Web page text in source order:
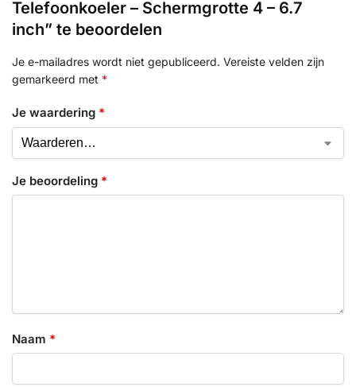
Telefoonkoeler – Schermgrotte 4 – 6.7
inch” te beoordelen
Je e-mailadres wordt niet gepubliceerd. Vereiste velden zijn
gemarkeerd met *
Je waardering *
Je beoordeling *
Naam *